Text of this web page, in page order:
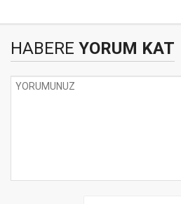
HABERE YORUM KAT